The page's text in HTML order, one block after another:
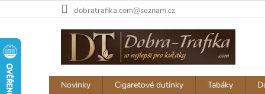
na
dobratrafika.com@seznam.cz
Novinky Cigaretové dutinky Tabáky